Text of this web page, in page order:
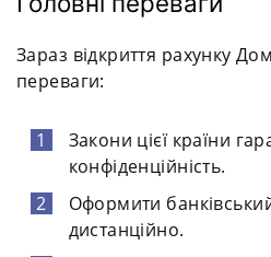
Зараз відкриття рахунку
переваги:
Закони цієї країни
конфіденційність.
Оформити
дистанційно.